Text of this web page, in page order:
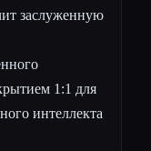
заслуженную
1:1 для
интеллекта